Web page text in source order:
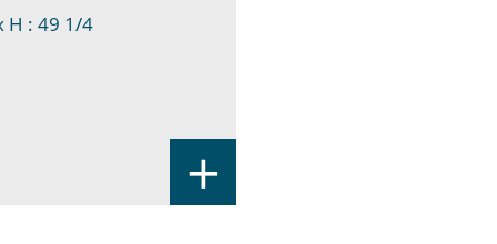
H : 49 1/4
+